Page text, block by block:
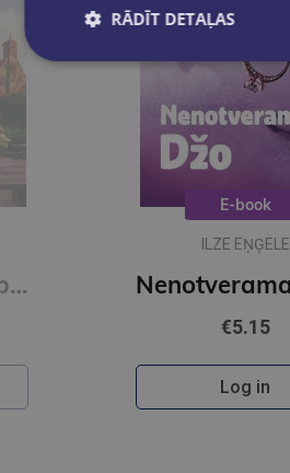
Tēju? Kafiju? Slepkavību! Melu meistarība (e-grāmata)
E-book
ILZE EŅĢELE
€5.15
Log in
RĀDĪT DETAĻAS